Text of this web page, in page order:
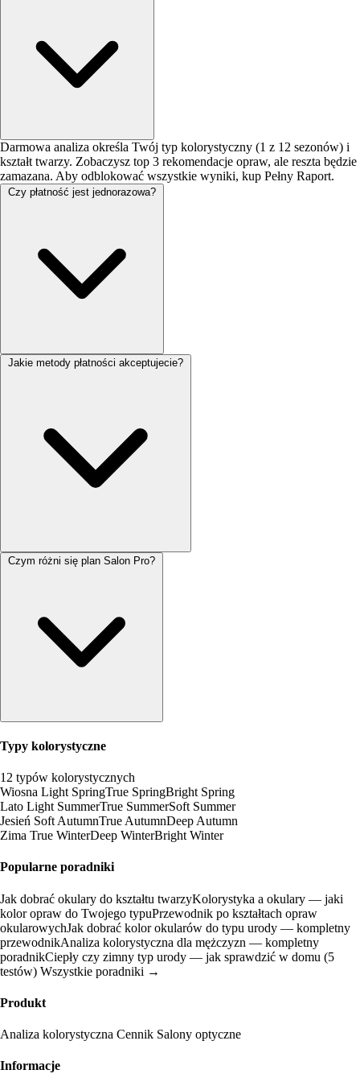
Darmowa analiza określa Twój typ kolorystyczny (1 z 12 sezonów) i
kształt twarzy. Zobaczysz top 3 rekomendacje opraw, ale reszta będzie
zamazana. Aby odblokować wszystkie wyniki, kup Pełny Raport.
Czy płatność jest jednorazowa?
Jakie metody płatności akceptujecie?
Czym różni się plan Salon Pro?
Typy kolorystyczne
12 typów kolorystycznych
Wiosna Light SpringTrue SpringBright Spring
Lato Light SummerTrue SummerSoft Summer
Jesień Soft AutumnTrue AutumnDeep Autumn
Zima True WinterDeep WinterBright Winter
Popularne poradniki
Jak dobrać okulary do kształtu twarzyKolorystyka a okulary — jaki
kolor opraw do Twojego typuPrzewodnik po kształtach opraw
okularowychJak dobrać kolor okularów do typu urody — kompletny
przewodnikAnaliza kolorystyczna dla mężczyzn — kompletny
poradnikCiepły czy zimny typ urody — jak sprawdzić w domu (5
testów) Wszystkie poradniki →
Produkt
Analiza kolorystyczna Cennik Salony optyczne
Informacje